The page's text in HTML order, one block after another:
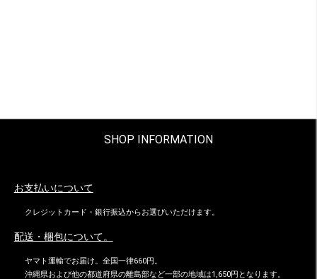
SHOP INFORMATION
お支払いについて
クレジットカード・銀行振込からお選びいただけます。
配送・梱包について。
ヤマト運輸でお届け。全国一律660円。
沖縄県および他の都道府県の離島部など一部の地域は1,650円となります。